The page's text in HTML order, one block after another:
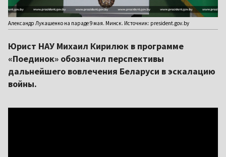
Александр Лукашенко на параде 9 мая. Минск. Источник: president.gov.by
Юрист НАУ Михаил Кирилюк в программе
«Поединок» обозначил перспективы
дальнейшего вовлечения Беларуси в эскалацию
войны.